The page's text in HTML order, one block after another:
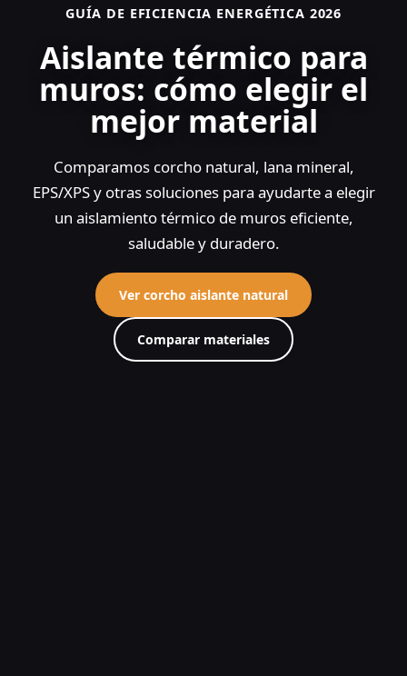
GUÍA DE EFICIENCIA ENERGÉTICA 2026
Aislante térmico para
muros: cómo elegir el
mejor material
Comparamos corcho natural, lana mineral,
EPS/XPS y otras soluciones para ayudarte a elegir
un aislamiento térmico de muros eficiente,
saludable y duradero.
Ver corcho aislante natural
Comparar materiales